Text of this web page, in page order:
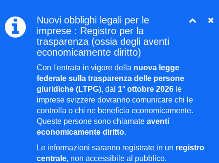
Nuovi obblighi legali per le
imprese : Registro per la
trasparenza (ossia degli aventi
economicamente diritto)
Con l'entrata in vigore della nuova legge
federale sulla trasparenza delle persone
giuridiche (LTPG), dal 1° ottobre 2026 le
imprese svizzere dovranno comunicare chi le
controlla o chi ne beneficia economicamente.
Queste persone sono chiamate aventi
economicamente diritto.
Le informazioni saranno registrate in un registro
centrale, non accessibile al pubblico.